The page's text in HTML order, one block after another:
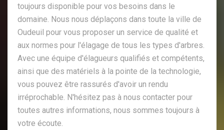
toujours disponible pour vos besoins dans le
domaine. Nous nous déplaçons dans toute la ville de
Oudeuil pour vous proposer un service de qualité et
aux normes pour l'élagage de tous les types d'arbres.
Avec une équipe d'élagueurs qualifiés et compétents,
ainsi que des matériels à la pointe de la technologie,
vous pouvez être rassurés d'avoir un rendu
irréprochable. N'hésitez pas à nous contacter pour
toutes autres informations, nous sommes toujours à
votre écoute.